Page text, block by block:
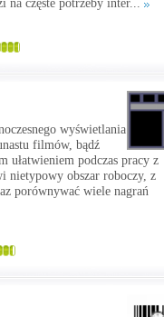
na częste potrzeby inter...
wyświetlania
filmów, bądź
ułatwieniem podczas pracy z
nietypowy obszar roboczy, z
porównywać wiele nagrań